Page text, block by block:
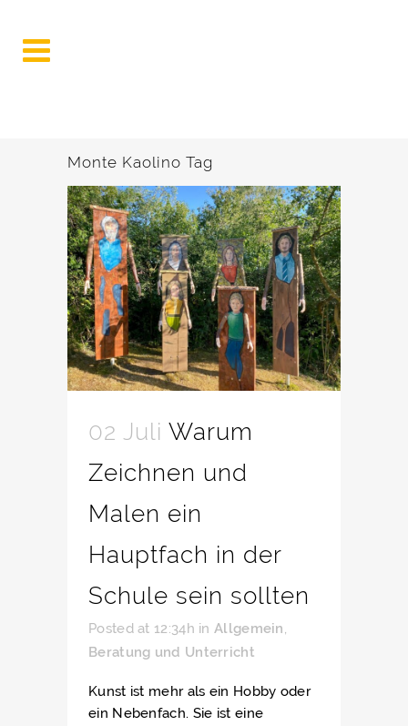
Monte Kaolino Tag
02 Juli Warum
Zeichnen und
Malen ein
Hauptfach in der
Schule sein sollten
Posted at 12:34h inAllgemein,
Beratung und Unterricht
Kunst ist mehr als ein Hobby oder
ein Nebenfach. Sie ist eine